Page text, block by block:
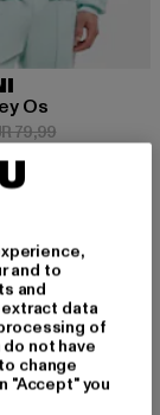
Os
67,99
79,99Actieprijs:
and to
and
data
of
not have
change
"Accept" you